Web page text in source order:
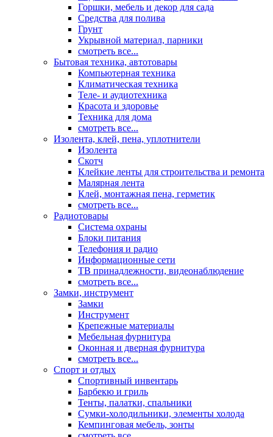
Горшки, мебель и декор для сада
Средства для полива
Грунт
Укрывной материал, парники
смотреть все...
Бытовая техника, автотовары
Компьютерная техника
Климатическая техника
Теле- и аудиотехника
Красота и здоровье
Техника для дома
смотреть все...
Изолента, клей, пена, уплотнители
Изолента
Скотч
Клейкие ленты для строительства и ремонта
Малярная лента
Клей, монтажная пена, герметик
смотреть все...
Радиотовары
Система охраны
Блоки питания
Телефония и радио
Информационные сети
ТВ принадлежности, видеонаблюдение
смотреть все...
Замки, инструмент
Замки
Инструмент
Крепежные материалы
Мебельная фурнитура
Оконная и дверная фурнитура
смотреть все...
Спорт и отдых
Спортивный инвентарь
Барбекю и гриль
Тенты, палатки, спальники
Сумки-холодильники, элементы холода
Кемпинговая мебель, зонты